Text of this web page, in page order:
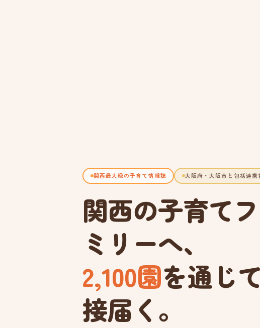
関西最大級の子育て情報誌 大阪府・大阪市と包括連携
関西の子育て
ミリーへ、
2,100園を通じ
接届く。